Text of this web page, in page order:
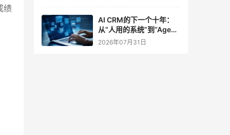
绩
AI CRM的下一个十年：
从“人用的系统”到“Agent
调用的底座”
2026年07月31日